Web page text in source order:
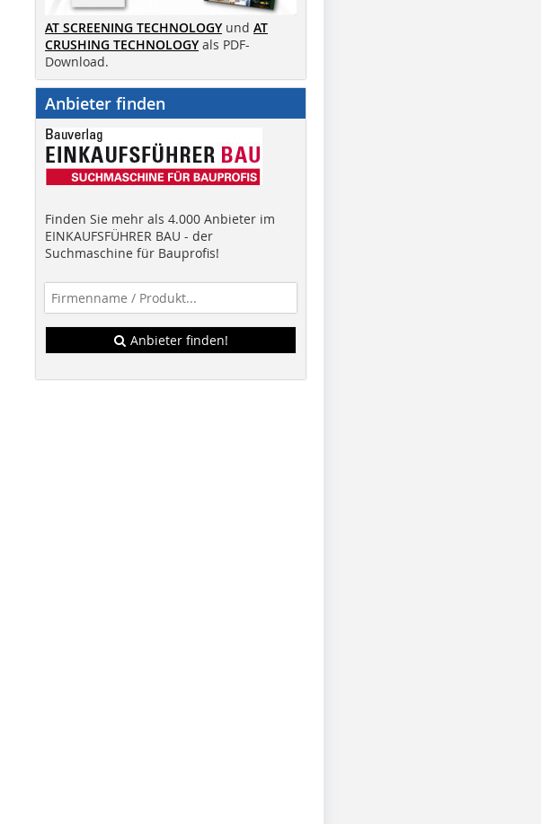
AT SCREENING TECHNOLOGY und AT
CRUSHING TECHNOLOGY als PDF-
Download.
Anbieter finden
Finden Sie mehr als 4.000 Anbieter im
EINKAUFSFÜHRER BAU - der
Suchmaschine für Bauprofis!
Anbieter finden!